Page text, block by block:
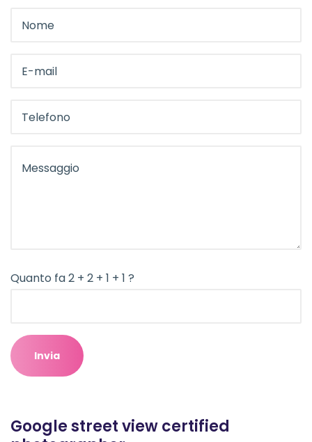
Quanto fa 2 + 2 + 1 + 1 ?
Google street view certified